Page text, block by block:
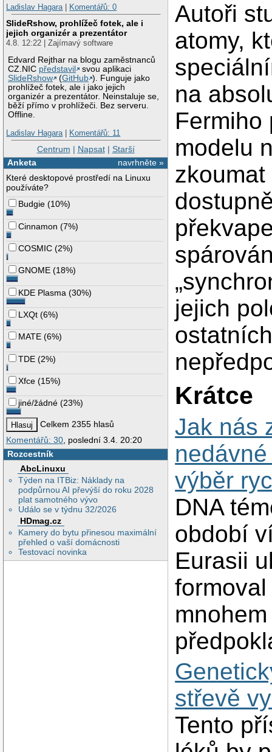
Ladislav Hagara| Komentářů: 0
SlideRshow, prohlížeč fotek, ale i
jejich organizér a prezentátor
4.8. 12:22 | Zajímavý software
Edvard Rejthar na blogu zaměstnanců
CZ.NIC představil
svou aplikaci
SlideRshow
(GitHub ). Funguje jako
prohlížeč fotek, ale i jako jejich
organizér a prezentátor. Neinstaluje se,
běží přímo v prohlížeči. Bez serveru.
Offline.
Ladislav Hagara| Komentářů: 11
Centrum | Napsat| Starší
navrhněte »
Anketa
Které desktopové prostředí na Linuxu
používáte?
Budgie (10%)
Cinnamon (7%)
COSMIC (2%)
GNOME (18%)
KDE Plasma (30%)
LXQt (6%)
MATE (6%)
TDE (2%)
Xfce (15%)
jiné/žádné (23%)
Celkem 2355 hlasů
Komentářů: 30 , poslední 3.4. 20:20
Rozcestník
AbcLinuxu
Týden na ITBiz: Náklady na
podpůrnou AI převýší do roku 2028
plat samotného vývo
Událo se v týdnu 32/2026
HDmag.cz
Kamery do bytu přinesou maximální
přehled o vaší domácnosti
Testovací novinka
Autoři
atomy,
na
Fermiho
modelu
jejich
Krátce
Jak nás
výběr
DNA
období
Eurasii
střevě
Tento